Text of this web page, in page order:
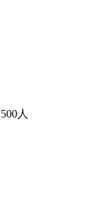
500人